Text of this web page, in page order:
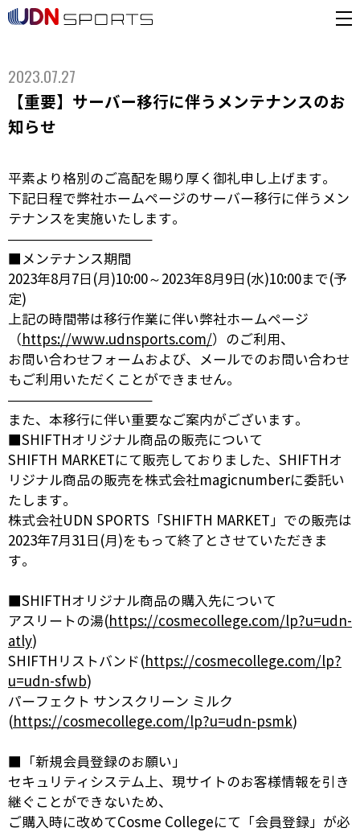
2023.07.27
【重要】サーバー移行に伴うメンテナンスのお
知らせ
平素より格別のご高配を賜り厚く御礼申し上げます。
下記日程で弊社ホームページのサーバー移行に伴うメン
テナンスを実施いたします。
——————————–
■メンテナンス期間
2023年8月7日(月)10:00～2023年8月9日(水)10:00まで(予
定)
上記の時間帯は移行作業に伴い弊社ホームページ
（https://www.udnsports.com/）のご利用、
お問い合わせフォームおよび、メールでのお問い合わせ
もご利用いただくことができません。
——————————–
また、本移行に伴い重要なご案内がございます。
■SHIFTHオリジナル商品の販売について
SHIFTH MARKETにて販売しておりました、SHIFTHオ
リジナル商品の販売を株式会社magicnumberに委託い
たします。
株式会社UDN SPORTS「SHIFTH MARKET」での販売は
2023年7月31日(月)をもって終了とさせていただきま
す。
■SHIFTHオリジナル商品の購入先について
アスリートの湯(https://cosmecollege.com/lp?u=udn-
atly)
SHIFTHリストバンド(https://cosmecollege.com/lp?
u=udn-sfwb)
パーフェクト サンスクリーン ミルク
(https://cosmecollege.com/lp?u=udn-psmk)
■「新規会員登録のお願い」
セキュリティシステム上、現サイトのお客様情報を引き
継ぐことができないため、
ご購入時に改めてCosme Collegeにて「会員登録」が必